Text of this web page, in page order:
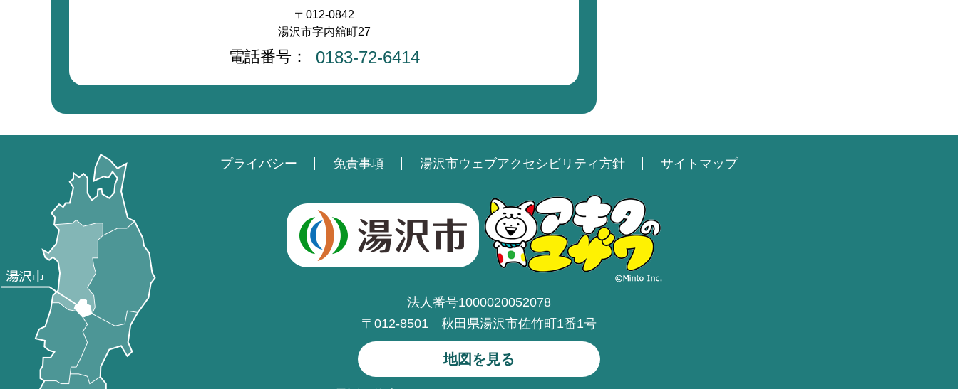
〒012-0842
湯沢市字内舘町27
電話番号： 0183-72-6414
プライバシー 免責事項 湯沢市ウェブアクセシビリティ方針 サイトマップ
法人番号1000020052078
〒012-8501 秋田県湯沢市佐竹町1番1号
地図を見る